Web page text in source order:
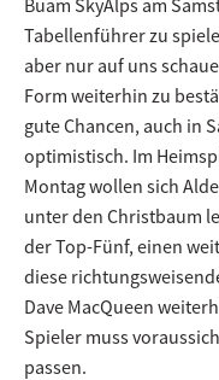
Tabellenführer zu
aber nur auf uns
Form weiterhin zu
gute Chancen, auch in
optimistisch. Im
Montag wollen sich
unter den Christbaum
der Top-Fünf, einen
diese
Dave MacQueen
Spieler muss
passen.